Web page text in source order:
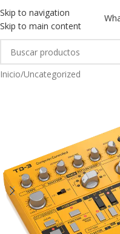
Skip to navigation
Skip to main content
Inicio/Uncategorized